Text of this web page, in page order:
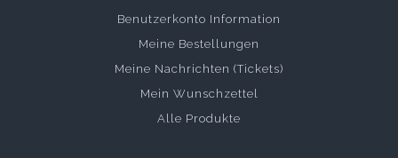
Benutzerkonto Information
Meine Bestellungen
Meine Nachrichten (Tickets)
Mein Wunschzettel
Alle Produkte